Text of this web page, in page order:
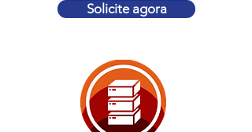
Solicite agora